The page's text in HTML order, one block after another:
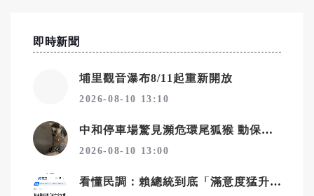
即時新聞
埔里觀音瀑布8/11起重新開放
2026-08-10 13:10
中和停車場驚見瀕危環尾狐猴 動保處：非法重罰
2026-08-10 13:00
看懂民調：賴總統到底「滿意度猛升」，還是「不滿意度狂飆」？